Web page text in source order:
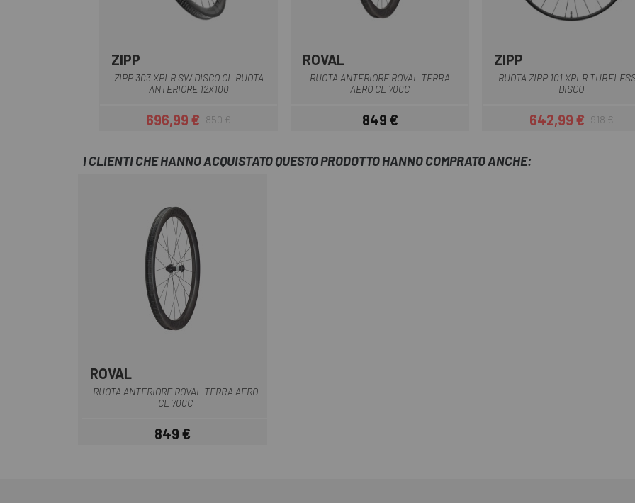
ZIPP
ZIPP 303 XPLR SW DISCO CL RUOTA
ANTERIORE 12X100
Prezzo
696,99 €Prezzo base
850 €
ROVAL
RUOTA ANTERIORE ROVAL TERRA
AERO CL 700C
Prezzo
849 €
ZIPP
RUOTA ZIPP 101 XPLR
DISCO
Prezzo
642,99 €Prezzo base
918 €
I CLIENTI CHE HANNO ACQUISTATO QUESTO PRODOTTO HANNO COMPRATO ANCHE:
ROVAL
RUOTA ANTERIORE ROVAL TERRA AERO
CL 700C
Prezzo
849 €